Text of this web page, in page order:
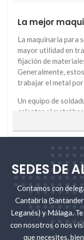
La mejor
La maquinaria para
mayor utilidad en
fijación de
Generalmente,
trabajar el metal
Un equipo de
calentar el metal
del mismo material.
un tipo de máquina
en la industria
sino también cada
Equipos de
Los equipos de
SEDES DE
Contamos con
Cantabria
Leganés) y Málaga.
con nosotros o nos
que necesites,